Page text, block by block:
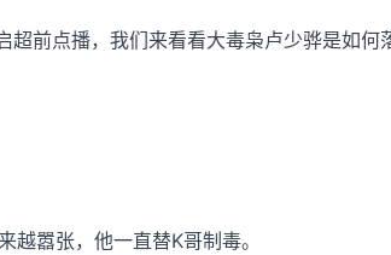
超前点播，我们来看看大毒枭卢少骅是如何
越嚣张，他一直替K哥制毒。